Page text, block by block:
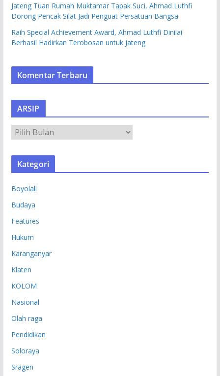
Jateng Tuan Rumah Muktamar Tapak Suci, Ahmad Luthfi
Dorong Pencak Silat Jadi Penguat Persatuan Bangsa
Raih Special Achievement Award, Ahmad Luthfi Dinilai
Berhasil Hadirkan Terobosan untuk Jateng
Komentar Terbaru
ARSIP
R
S
Kategori
Boyolali
Budaya
Features
Hukum
Karanganyar
Klaten
KOLOM
Nasional
Olah raga
Pendidikan
Soloraya
Sragen